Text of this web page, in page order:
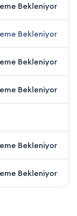
Bekleniyor
Bekleniyor
Bekleniyor
Bekleniyor
Bekleniyor
Bekleniyor